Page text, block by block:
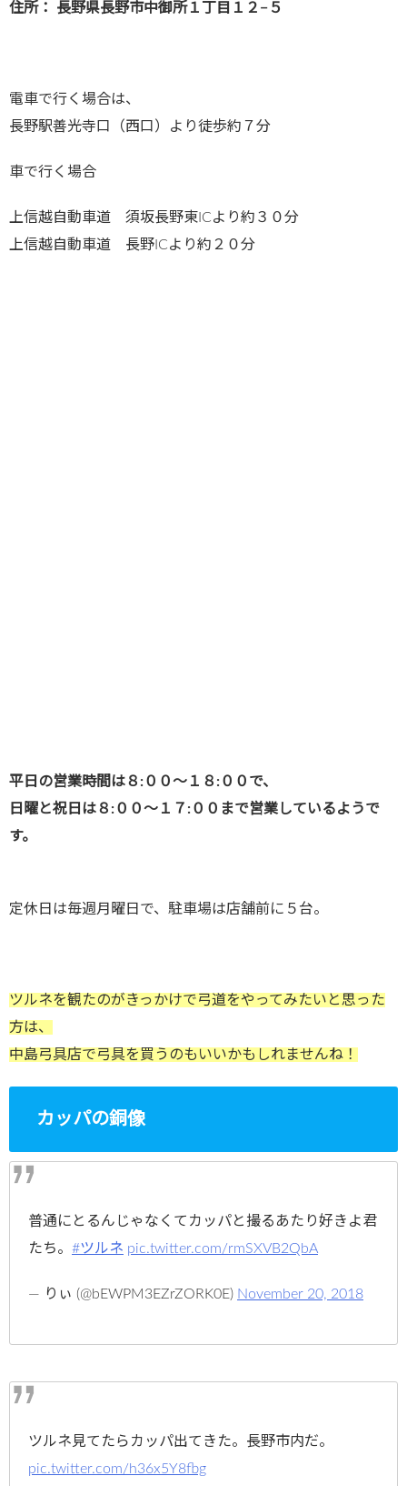
住所： 長野県長野市中御所１丁目１２−５
電車で行く場合は、
長野駅善光寺口（西口）より徒歩約７分
車で行く場合
上信越自動車道 須坂長野東ICより約３０分
上信越自動車道 長野ICより約２０分
平日の営業時間は８:００～１８:００で、
日曜と祝日は８:００～１７:００まで営業しているようで
す。
定休日は毎週月曜日で、駐車場は店舗前に５台。
ツルネを観たのがきっかけで弓道をやってみたいと思った
方は、
中島弓具店で弓具を買うのもいいかもしれませんね！
カッパの銅像
普通にとるんじゃなくてカッパと撮るあたり好きよ君
たち。 #ツルネ pic.twitter.com/rmSXVB2QbA
— りぃ (@bEWPM3EZrZORK0E) November 20, 2018
ツルネ見てたらカッパ出てきた。長野市内だ。
pic.twitter.com/h36x5Y8fbg